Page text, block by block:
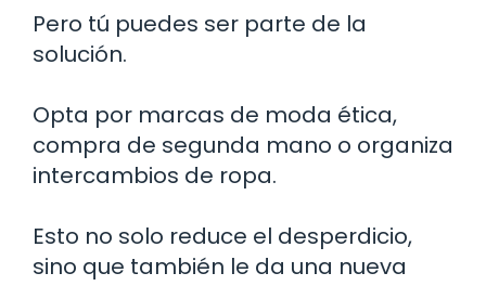
Pero tú puedes ser parte de la
solución.
Opta por marcas de moda ética,
compra de segunda mano o organiza
intercambios de ropa.
Esto no solo reduce el desperdicio,
sino que también le da una nueva